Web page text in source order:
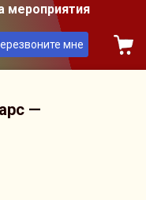
мероприятия
мне
—